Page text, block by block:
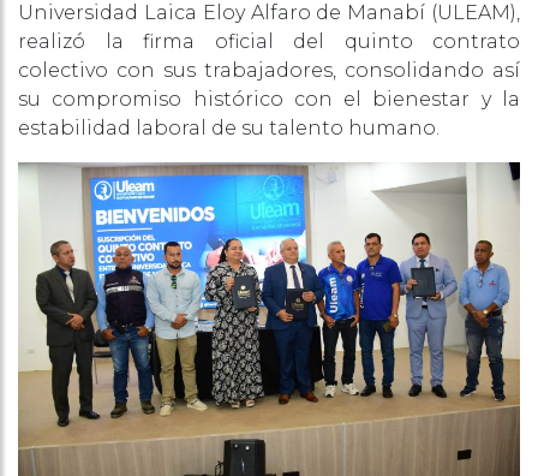
Universidad Laica Eloy Alfaro de Manabí (ULEAM),
realizó la firma oficial del quinto contrato
colectivo con sus trabajadores, consolidando así
su compromiso histórico con el bienestar y la
estabilidad laboral de su talento humano.